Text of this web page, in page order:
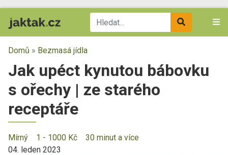
Domů » Bezmasá jídla
Jak upéct kynutou bábovku
s ořechy | ze starého
receptáře
Mírný 1 - 1000 Kč
30 minut a více
04. leden 2023